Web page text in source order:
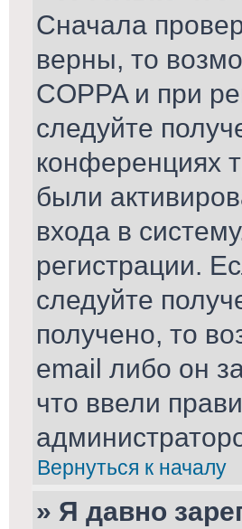
Сначала
верны, то
COPPA и при
следуйте
конференциях
были
входа в
регистрации.
следуйте
получено, то
email либо он
что ввели
Вернуться к началу
» Я давно